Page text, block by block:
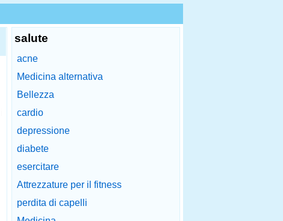
salute
acne
Medicina alternativa
Bellezza
cardio
depressione
diabete
esercitare
Attrezzature per il fitness
perdita di capelli